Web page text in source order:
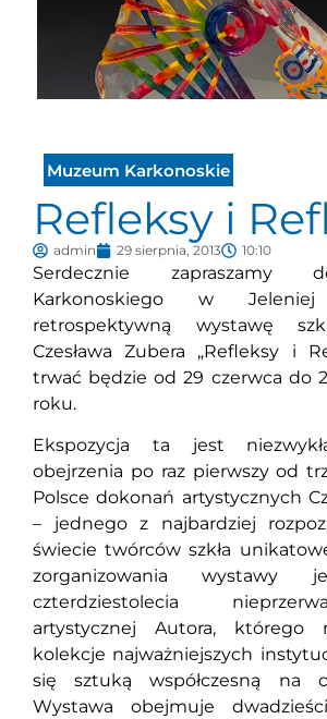
Muzeum Karkonoskie
Refleksy i
admin 29 sierpnia, 2013 10:10
Serdecznie zapraszamy
Karkonoskiego w
retrospektywną wystawę
Czesława Zubera „Refleksy i
trwać będzie od 29 czerwca do
roku.
Ekspozycja ta jest
obejrzenia po raz pierwszy od
Polsce dokonań artystycznych
– jednego z najbardziej
świecie twórców szkła
zorganizowania wystawy
czterdziestolecia
artystycznej Autora, którego
kolekcje najważniejszych
się sztuką współczesną na
Wystawa obejmuje